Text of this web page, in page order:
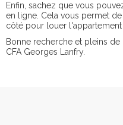
Enfin, sachez que vous
en ligne. Cela vous permet
côté pour louer l'appartement
Bonne recherche et pleins
CFA Georges Lanfry.